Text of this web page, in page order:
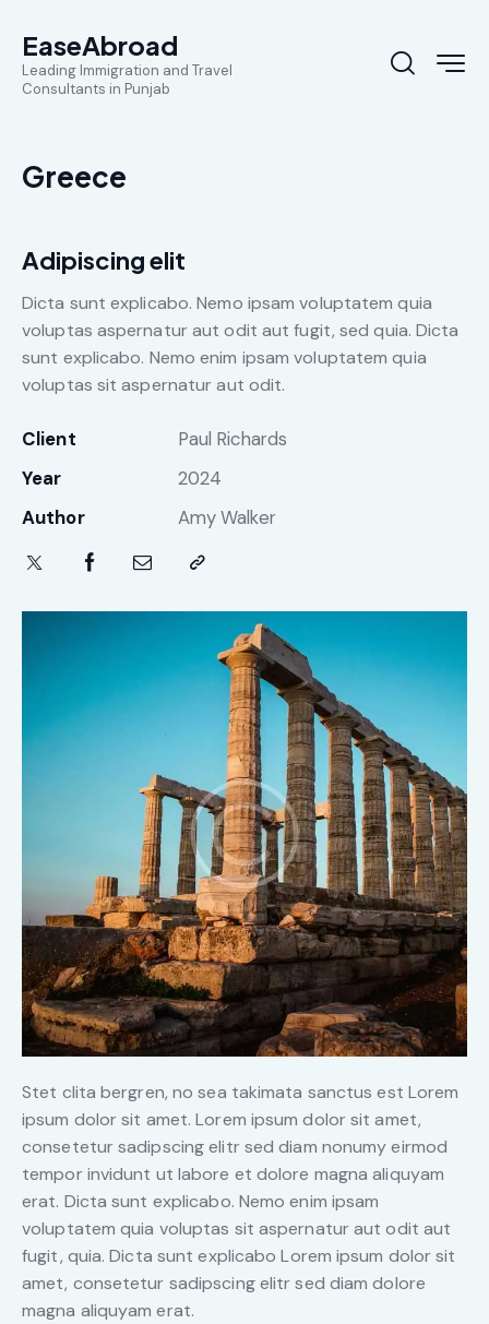
EaseAbroad
Leading Immigration and Travel
Consultants in Punjab
Greece
Adipiscing elit
Dicta sunt explicabo. Nemo ipsam voluptatem quia
voluptas aspernatur aut odit aut fugit, sed quia. Dicta
sunt explicabo. Nemo enim ipsam voluptatem quia
voluptas sit aspernatur aut odit.
Client
Paul Richards
Year
2024
Author
Amy Walker
Stet clita bergren, no sea takimata sanctus est Lorem
ipsum dolor sit amet. Lorem ipsum dolor sit amet,
consetetur sadipscing elitr sed diam nonumy eirmod
tempor invidunt ut labore et dolore magna aliquyam
erat. Dicta sunt explicabo. Nemo enim ipsam
voluptatem quia voluptas sit aspernatur aut odit aut
fugit, quia. Dicta sunt explicabo Lorem ipsum dolor sit
amet, consetetur sadipscing elitr sed diam dolore
magna aliquyam erat.